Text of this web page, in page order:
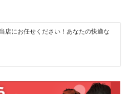
店にお任せください！あなたの快適な